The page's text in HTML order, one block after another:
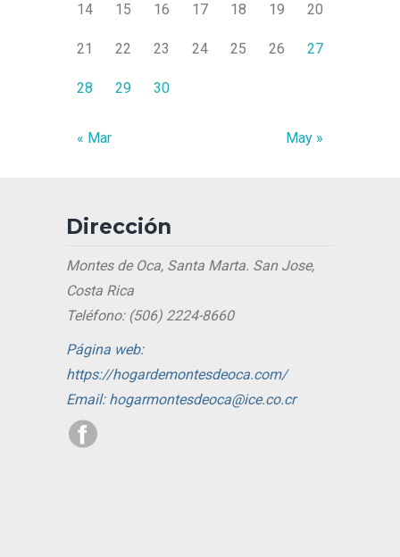
14 15 16 17 18 19 20
21 22 23 24 25 26 27
28 29 30
« Mar May »
Dirección
Montes de Oca, Santa Marta. San Jose,
Costa Rica
Teléfono: (506) 2224-8660
Página web:
https://hogardemontesdeoca.com/
Email: hogarmontesdeoca@ice.co.cr